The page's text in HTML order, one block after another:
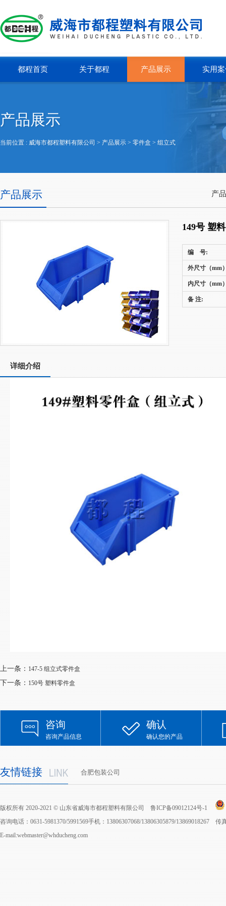
都程首页 关于都程 产品展示 实用
产品展示
当前位置 : 威海市都程塑料有限公司 > 产品展示 > 零件盒 > 组立式
产品展示 产
149号 塑
编 号:
外尺寸（mm
内尺寸（mm
备 注:
详细介绍
上一条： 147-5 组立式零件盒
下一条： 150号 塑料零件盒
咨询
咨询产品信息
确认
确认您的产品
友情链接 合肥包装公司
版权所有 2020-2021 © 山东省威海市都程塑料有限公司 鲁ICP备09012124号-1
咨询电话：0631-5981370/5991569手机：13806307068/13806305879/13869018267
E-mail:webmaster@whducheng.com